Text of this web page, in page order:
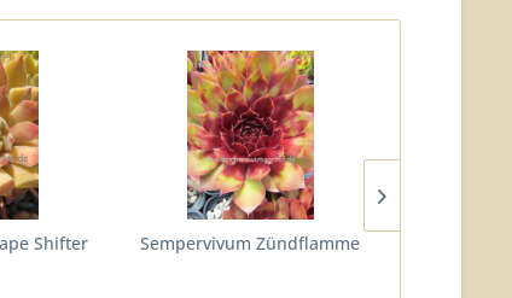
Shifter Sempervivum Zündflamme